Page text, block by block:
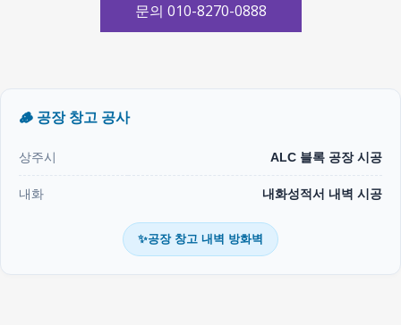
문의 010-8270-0888
🪵 공장 창고 공사
상주시 ALC 블록 공장 시공
내화 내화성적서 내벽 시공
✨공장 창고 내벽 방화벽